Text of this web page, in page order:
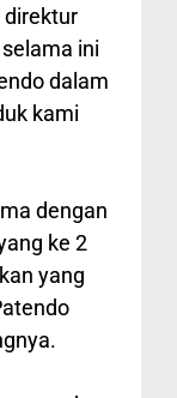
direktur
ini
dalam
kami
dengan
ke 2
yang